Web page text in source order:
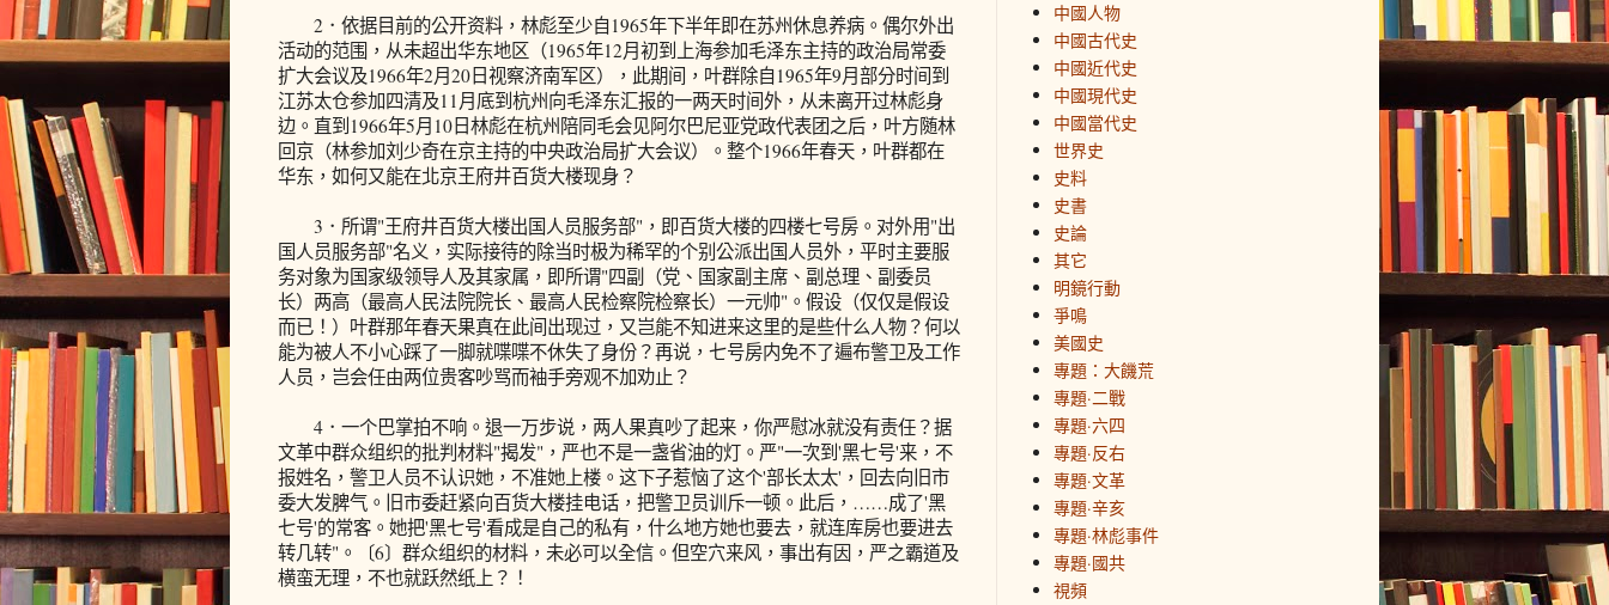
2．依据目前的公开资料，林彪至少自1965年下半年即在苏州休息养病。偶尔外出
活动的范围，从未超出华东地区（1965年12月初到上海参加毛泽东主持的政治局常委
扩大会议及1966年2月20日视察济南军区），此期间，叶群除自1965年9月部分时间到
江苏太仓参加四清及11月底到杭州向毛泽东汇报的一两天时间外，从未离开过林彪身
边。直到1966年5月10日林彪在杭州陪同毛会见阿尔巴尼亚党政代表团之后，叶方随林
回京（林参加刘少奇在京主持的中央政治局扩大会议）。整个1966年春天，叶群都在
华东，如何又能在北京王府井百货大楼现身？
3．所谓"王府井百货大楼出国人员服务部"，即百货大楼的四楼七号房。对外用"出
国人员服务部"名义，实际接待的除当时极为稀罕的个别公派出国人员外，平时主要服
务对象为国家级领导人及其家属，即所谓"四副（党、国家副主席、副总理、副委员
长）两高（最高人民法院院长、最高人民检察院检察长）一元帅"。假设（仅仅是假设
而已！）叶群那年春天果真在此间出现过，又岂能不知进来这里的是些什么人物？何以
能为被人不小心踩了一脚就喋喋不休失了身份？再说，七号房内免不了遍布警卫及工作
人员，岂会任由两位贵客吵骂而袖手旁观不加劝止？
4．一个巴掌拍不响。退一万步说，两人果真吵了起来，你严慰冰就没有责任？据
文革中群众组织的批判材料"揭发"，严也不是一盏省油的灯。严"一次到'黑七号'来，不
报姓名，警卫人员不认识她，不准她上楼。这下子惹恼了这个'部长太太'，回去向旧市
委大发脾气。旧市委赶紧向百货大楼挂电话，把警卫员训斥一顿。此后，……成了'黑
七号'的常客。她把'黑七号'看成是自己的私有，什么地方她也要去，就连库房也要进去
转几转"。〔6〕群众组织的材料，未必可以全信。但空穴来风，事出有因，严之霸道及
横蛮无理，不也就跃然纸上？！
中國人物
中國古代史
中國近代史
中國現代史
中國當代史
世界史
史料
史書
史論
其它
明鏡行動
爭鳴
美國史
專題：大饑荒
專題·二戰
專題·六四
專題·反右
專題·文革
專題·辛亥
專題·林彪事件
專題·國共
視頻